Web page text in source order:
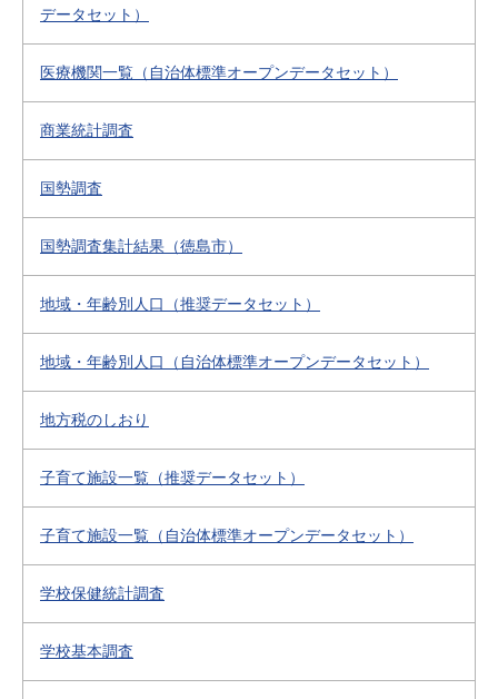
データセット）
医療機関一覧（自治体標準オープンデータセット）
商業統計調査
国勢調査
国勢調査集計結果（徳島市）
地域・年齢別人口（推奨データセット）
地域・年齢別人口（自治体標準オープンデータセット）
地方税のしおり
子育て施設一覧（推奨データセット）
子育て施設一覧（自治体標準オープンデータセット）
学校保健統計調査
学校基本調査